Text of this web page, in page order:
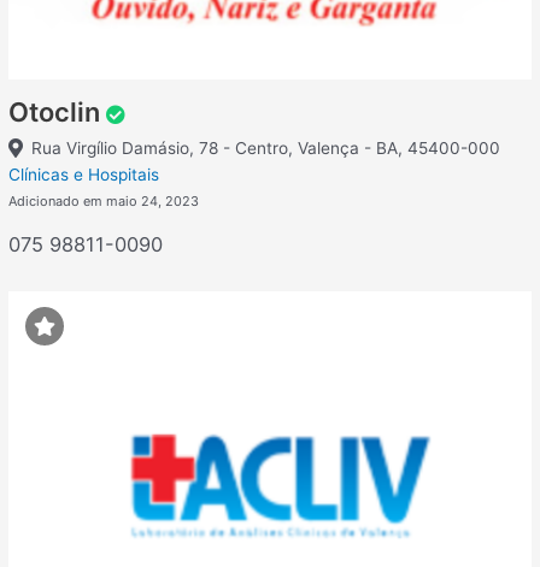
Otoclin
Rua Virgílio Damásio, 78 - Centro, Valença - BA, 45400-000
Clínicas e Hospitais
Adicionado em maio 24, 2023
075 98811-0090